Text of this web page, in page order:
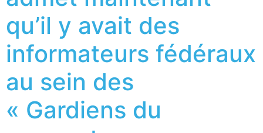
qu’il y avait des
informateurs fédéraux
au sein des
« Gardiens du